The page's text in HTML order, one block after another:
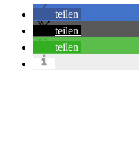
teilen
teilen
teilen